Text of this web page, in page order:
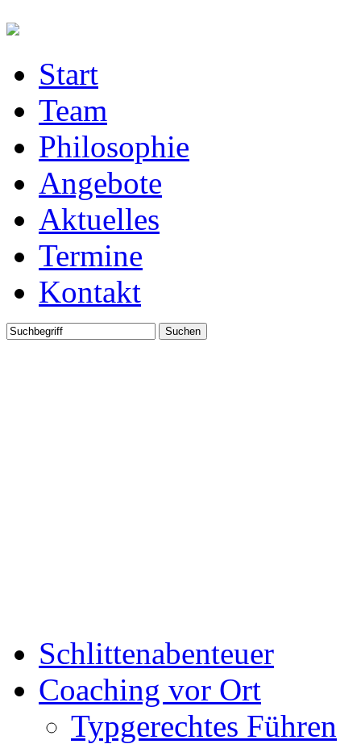
Start
Team
Philosophie
Angebote
Aktuelles
Termine
Kontakt
Schlittenabenteuer
Coaching vor Ort
Typgerechtes Führen